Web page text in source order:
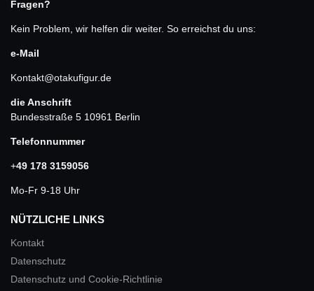
Fragen?
Kein Problem, wir helfen dir weiter. So erreichst du uns:
e-Mail
Kontakt@otakufigur.de
die Anschrift
Bundesstraße 5 10961 Berlin
Telefonnummer
+49 178 3159056
Mo-Fr 9-18 Uhr
NÜTZLICHE LINKS
Kontakt
Datenschutz
Datenschutz und Cookie-Richtlinie